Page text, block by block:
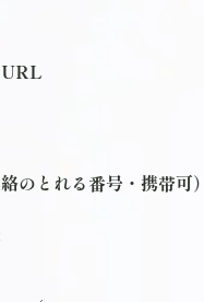
URL
のとれる番号・携帯可）